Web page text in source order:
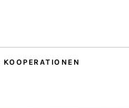
KOOPERATIONEN